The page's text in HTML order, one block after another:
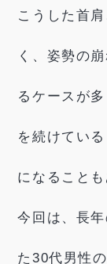
こうした首
く、姿勢の
るケースが
を続けてい
になることも
今回は、長
た30代男性